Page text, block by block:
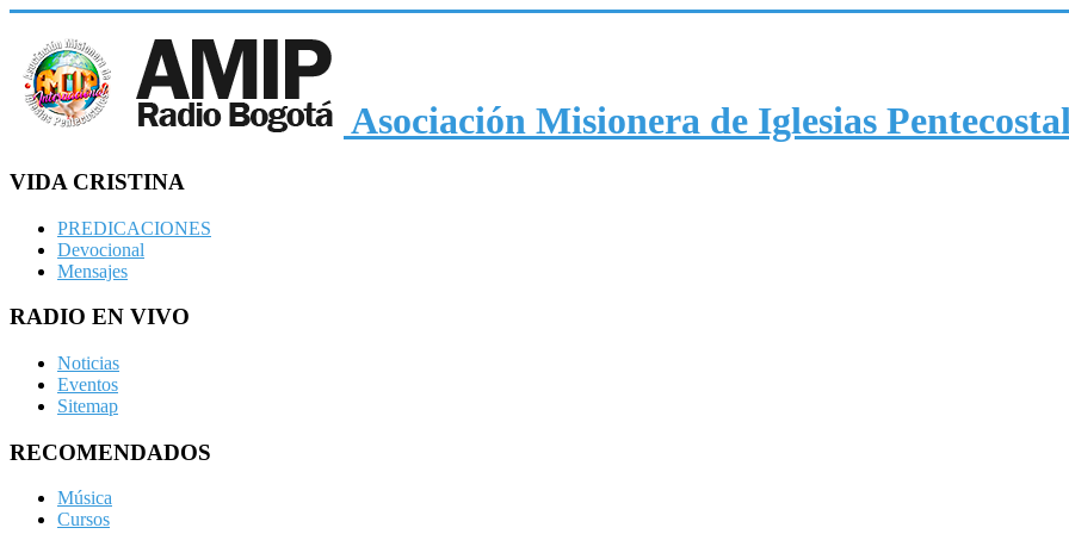
Asociación Misionera de Iglesias
VIDA CRISTINA
PREDICACIONES
Devocional
Mensajes
RADIO EN VIVO
Noticias
Eventos
Sitemap
RECOMENDADOS
Música
Cursos